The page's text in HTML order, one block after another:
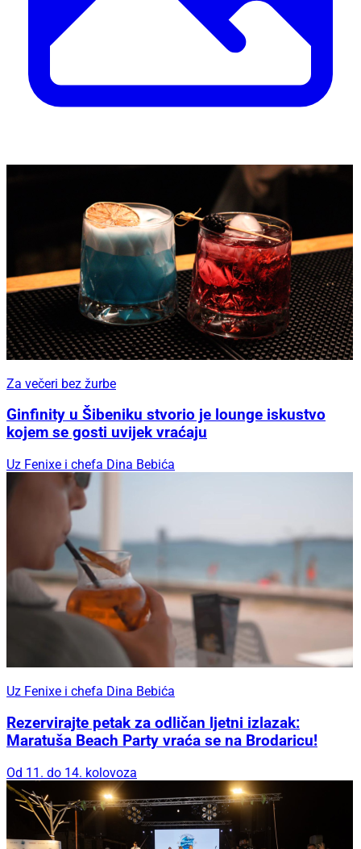
Za večeri bez žurbe
Ginfinity u Šibeniku stvorio je lounge iskustvo
kojem se gosti uvijek vraćaju
Uz Fenixe i chefa Dina Bebića
Uz Fenixe i chefa Dina Bebića
Rezervirajte petak za odličan ljetni izlazak:
Maratuša Beach Party vraća se na Brodaricu!
Od 11. do 14. kolovoza